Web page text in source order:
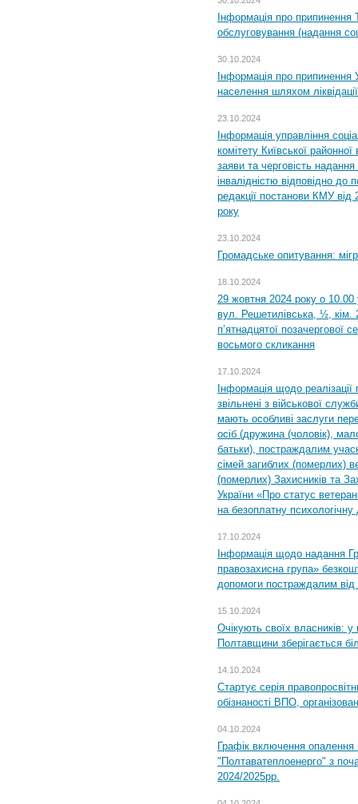
Інформація про припинення
обслуговування (надання
30.10.2024
Інформація про припинення
населення шляхом ліквідації
23.10.2024
Інформація управління
комітету Київської
заяви та черговість надання
інвалідністю відповідно
редакції постанови КМУ
року
23.10.2024
Громадське опитування:
18.10.2024
29 жовтня 2024 року о 10.00
вул. Решетилівська, ½, кім.
п’ятнадцятої позачергової
восьмого скликання
17.10.2024
Інформація щодо
звільнені з військової
мають особливі заслуги
осіб (дружина (чоловік),
батьки), постраждалим
сімей загиблих (померлих)
(померлих) Захисників та
України «Про статус
на безоплатну психологічну
17.10.2024
Інформація щодо надання
правозахисна група»
допомоги постраждалим від
15.10.2024
Очікують своїх власників: у
Полтавщини зберігається
14.10.2024
Стартує серія
обізнаності ВПО,
04.10.2024
Графік включення
"Полтаватеплоенерго" з
2024/2025рр.